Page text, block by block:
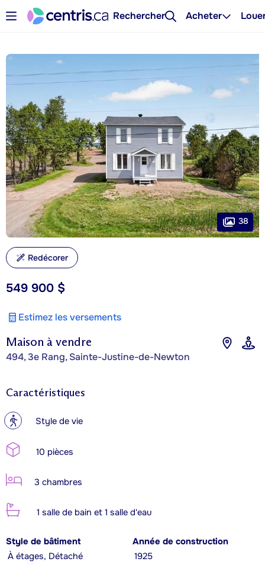
Rechercher Acheter
Maison à vendre
494, 3e Rang, Sainte-Justine-de-Newton
549 900 $
Estimez les versements
38
Redécorer
Caractéristiques
? Style de vie
10 pièces
3 chambres
1 salle de bain et 1 salle d'eau
Style de bâtiment
À étages, Détaché
Année de construction
1925